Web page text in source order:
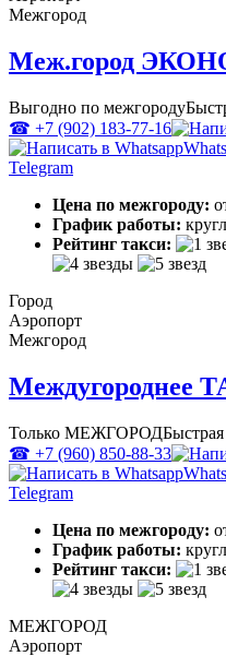
Межгород
Меж.город
Выгодно по межгороду
☎ +7 (902) 183-77-16
Telegram
Цена по межгороду:
График работы:
Рейтинг такси:
Город
Аэропорт
Межгород
Междугороднее
Только МЕЖГОРОД
☎ +7 (960) 850-88-33
Telegram
Цена по межгороду:
График работы:
Рейтинг такси:
МЕЖГОРОД
Аэропорт